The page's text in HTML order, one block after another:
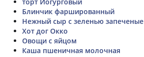
Блинчик фаршированный
Нежный сыр с зеленью запеченые
Хот дог Окко
Овощи с яйцом
Каша пшеничная молочная